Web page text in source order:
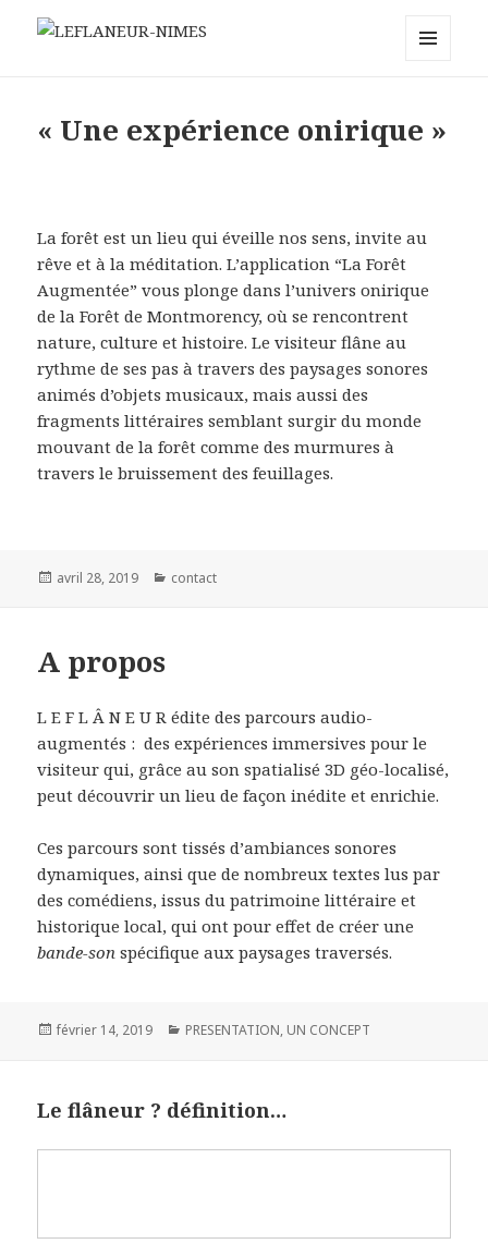
« Une expérience onirique »
La forêt est un lieu qui éveille nos sens, invite au
rêve et à la méditation. L’application “La Forêt
Augmentée” vous plonge dans l’univers onirique
de la Forêt de Montmorency, où se rencontrent
nature, culture et histoire. Le visiteur flâne au
rythme de ses pas à travers des paysages sonores
animés d’objets musicaux, mais aussi des
fragments littéraires semblant surgir du monde
mouvant de la forêt comme des murmures à
travers le bruissement des feuillages.
Publié
avril 28, 2019 Catégories
contact
A propos
L E F L Â N E U R édite des parcours audio-
augmentés : des expériences immersives pour le
visiteur qui, grâce au son spatialisé 3D géo-localisé,
peut découvrir un lieu de façon inédite et enrichie.
Ces parcours sont tissés d’ambiances sonores
dynamiques, ainsi que de nombreux textes lus par
des comédiens, issus du patrimoine littéraire et
historique local, qui ont pour effet de créer une
bande-son spécifique aux paysages traversés.
Publié
février 14, 2019 Catégories
PRESENTATION, UN CONCEPT
Le flâneur ? définition…